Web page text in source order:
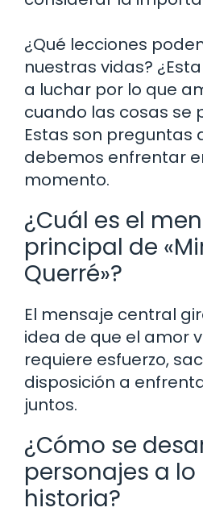
¿Qué lecciones
nuestras vidas?
a luchar por lo que
cuando las cosas se
Estas son preguntas
debemos enfrentar
momento.
¿Cuál es el
principal de
Querré»?
El mensaje central
idea de que el amor
requiere esfuerzo,
disposición a
juntos.
¿Cómo se
personajes a
historia?